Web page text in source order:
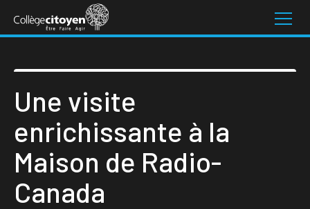
Une visite
enrichissante à la
Maison de Radio-
Canada